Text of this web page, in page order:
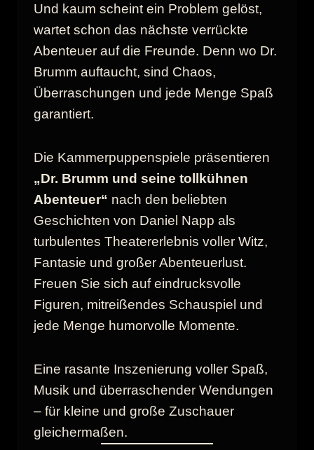
Und kaum scheint ein Problem gelöst,
wartet schon das nächste verrückte
Abenteuer auf die Freunde. Denn wo Dr.
Brumm auftaucht, sind Chaos,
Überraschungen und jede Menge Spaß
garantiert.
Die Kammerpuppenspiele präsentieren
„Dr. Brumm und seine tollkühnen
Abenteuer“ nach den beliebten
Geschichten von Daniel Napp als
turbulentes Theatererlebnis voller Witz,
Fantasie und großer Abenteuerlust.
Freuen Sie sich auf eindrucksvolle
Figuren, mitreißendes Schauspiel und
jede Menge humorvolle Momente.
Eine rasante Inszenierung voller Spaß,
Musik und überraschender Wendungen
– für kleine und große Zuschauer
gleichermaßen.